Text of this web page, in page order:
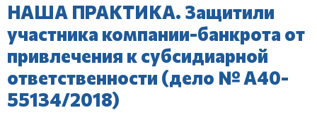
НАША ПРАКТИКА. Защитили
участника компании-банкрота от
привлечения к субсидиарной
ответственности (дело № А40-
55134/2018)